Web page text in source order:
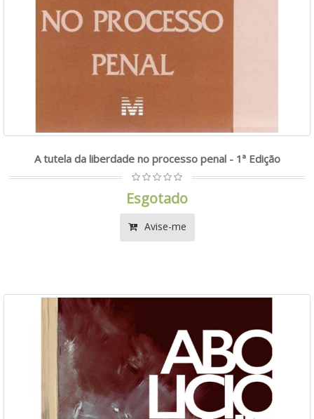
A tutela da liberdade no processo penal - 1ª Edição
Esgotado
Avise-me